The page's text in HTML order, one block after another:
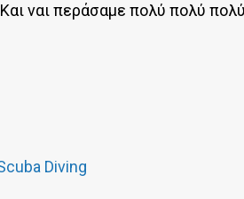
ναι περάσαμε πολύ πολύ
Diving